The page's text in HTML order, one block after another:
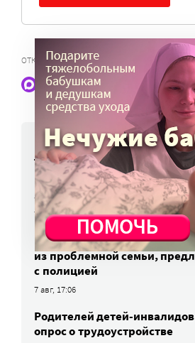
ОТКАЗ В СОЦОБСЛУЖИВАНИИ ИЗ-ЗА
Наши статьи и новости в Max.
НОВОСТИ
Вторая волна клещей
августа — начале сентября
7 авг, 19:25
Родных, которые могут
из проблемной семьи,
с полицией
7 авг, 17:06
Родителей детей-
опрос о трудоустройстве